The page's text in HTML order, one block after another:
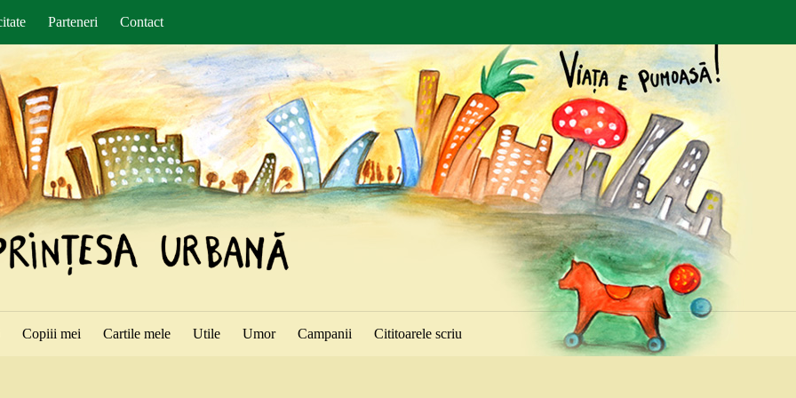
Parteneri Contact
Copiii mei Cartile mele Utile Umor Campanii Cititoarele scriu